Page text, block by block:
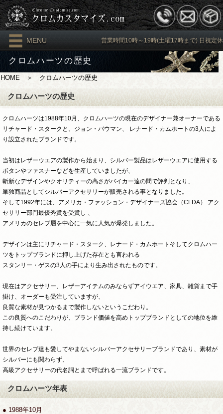
MENU 営業時間10時～19時(土曜17時まで) 日祝定休
クロムハーツの歴史
HOME ＞ クロムハーツの歴史
クロムハーツの歴史
クロムハーツは1988年10月、クロムハーツの現在のデザイナー兼オーナーである
リチャード・スタークと、ジョン・バウマン、 レナード・カムホートの3人によ
り設立されたブランドです。
当初はレザーウエアの製作から始まり、シルバー製品はレザーウエアに使用する
ボタンやファスナーなどを生産していましたが、
斬新なデザインやクオリティーの高さがバイカー達の間で評判となり、
単独商品としてシルバーアクセサリーが販売される事となりました。
そして1992年には、アメリカ・ファッション・デザイナーズ協会（CFDA） アク
セサリー部門最優秀賞を受賞し 、
アメリカのセレブ層を中心に一気に人気が爆発しました。
デザインは主にリチャード・スターク、レナード・カムホートそしてクロムハー
ツをトップブランドに押し上げた存在とも言われる
スタンリー・ゲスの3人の手により生み出されたものです。
現在はアクセサリー、レザーアイテムのみならずアイウエア、家具、雑貨まで手
掛け、オーダーも受注していますが、
良質な素材が見つかるまで製作しないというこだわり。
この良質へのこだわりが、ブランド価値を高めトップブランドとしての地位を維
持し続けています。
世界のセレブ達も愛してやまないシルバーアクセサリーブランドであり、素材が
シルバーにも関わらず、
高級アクセサリーの代名詞とまで呼ばれる一流ブランドです。
クロムハーツ年表
● 1988年10月